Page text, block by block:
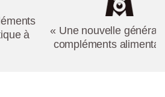
à
« Une nouvelle
compléments